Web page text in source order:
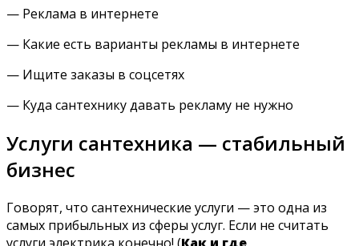
— Реклама в интернете
— Какие есть варианты рекламы в интернете
— Ищите заказы в соцсетях
— Куда сантехнику давать рекламу не нужно
Услуги сантехника — стабильный
бизнес
Говорят, что сантехнические услуги — это одна из
самых прибыльных из сферы услуг. Если не считать